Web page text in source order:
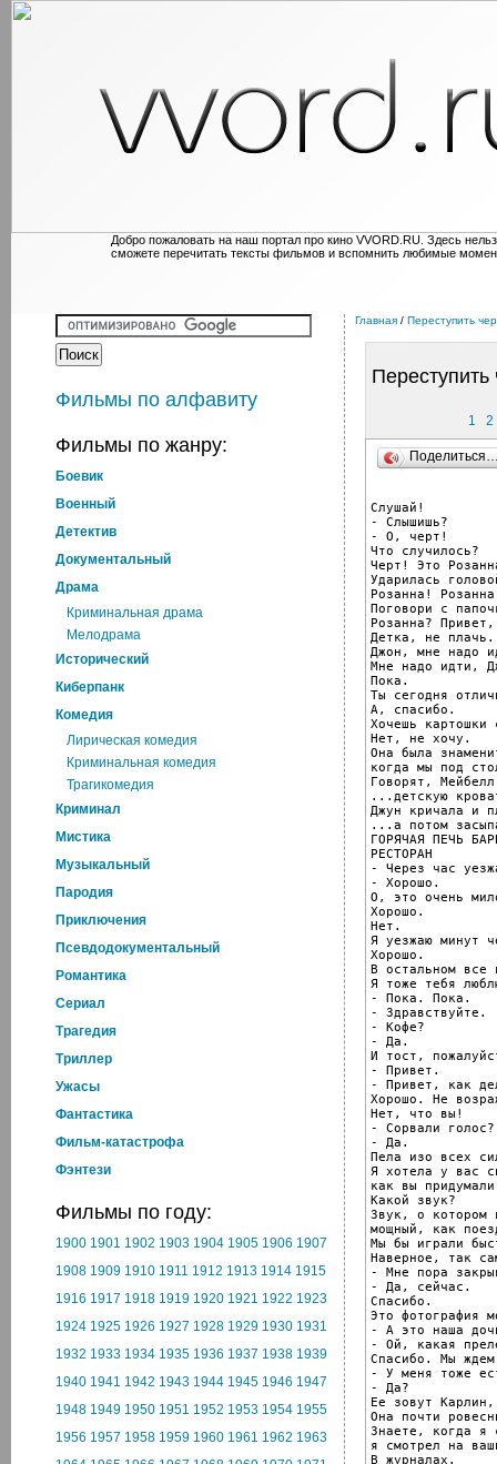
Добро пожаловать на наш портал про кино VVORD.RU. Здесь
сможете перечитать тексты фильмов и вспомнить любимые
Фильмы по алфавиту
Фильмы по жанру:
Боевик
Военный
Детектив
Документальный
Драма
Криминальная драма
Мелодрама
Исторический
Киберпанк
Комедия
Лирическая комедия
Криминальная комедия
Трагикомедия
Криминал
Мистика
Музыкальный
Пародия
Приключения
Псевдодокументальный
Романтика
Cериал
Трагедия
Триллер
Ужасы
Фантастика
Фильм-катастрофа
Фэнтези
Фильмы по году:
1900 1901 1902 1903 1904 1905 1906 1907
1908 1909 1910 1911 1912 1913 1914 1915
1916 1917 1918 1919 1920 1921 1922 1923
1924 1925 1926 1927 1928 1929 1930 1931
1932 1933 1934 1935 1936 1937 1938 1939
1940 1941 1942 1943 1944 1945 1946 1947
1948 1949 1950 1951 1952 1953 1954 1955
1956 1957 1958 1959 1960 1961 1962 1963
Главная / Переступить
Переступить
1 2
Слушай!
- Слышишь?
- О, черт!
Что случилось?
Черт! Это
Ударилась
Розанна!
Поговори с
Розанна?
Детка, не
Джон, мне надо
Мне надо идти,
Пока.
Ты сегодня
А, спасибо.
Хочешь картошки
Нет, не хочу.
Она была
когда мы под
Говорят,
...детскую
Джун кричала и
...а потом
ГОРЯЧАЯ ПЕЧЬ
РЕСТОРАН
- Через час
- Хорошо.
О, это очень
Хорошо.
Нет.
Я уезжаю минут
Хорошо.
В остальном все
Я тоже тебя
- Пока. Пока.
- Здравствуйте.
- Кофе?
- Да.
И тост,
- Привет.
- Привет, как
Хорошо. Не
Нет, что вы!
- Сорвали голос?
- Да.
Пела изо всех
Я хотела у вас
как вы
Какой звук?
Звук, о котором
мощный, как
Мы бы играли
Наверное, так
- Мне пора
- Да, сейчас.
Спасибо.
Это фотография
- А это наша
- Ой, какая
Спасибо. Мы
- У меня тоже
- Да?
Ее зовут
Она почти
Знаете, когда я
я смотрел на
В журналах.